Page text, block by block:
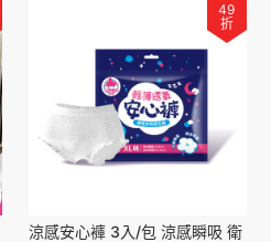
49
折
涼感安心褲 3入/包 涼感瞬吸 衛